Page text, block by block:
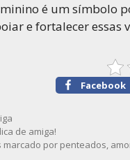
é um símbolo
e fortalecer essas
Facebook
de amiga!
marcado por penteados,